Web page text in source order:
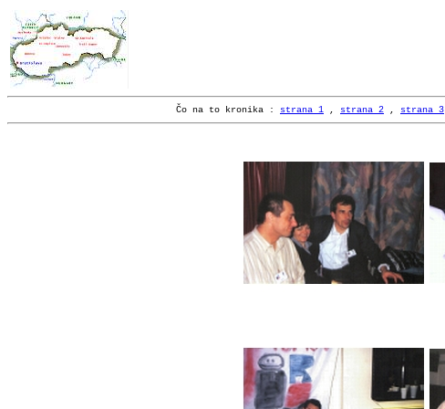
Čo na to kronika : strana 1 , strana 2 , strana 3